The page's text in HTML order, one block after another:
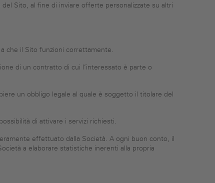
Sito, al fine di inviare offerte personalizzate su altri
che il Sito funzioni correttamente.
di un contratto di cui l’interessato è parte o
un obbligo legale al quale è soggetto il titolare del
di attivare i servizi richiesti.
effettuato dalla Società. A ogni buon conto, il
a elaborare statistiche inerenti alla propria